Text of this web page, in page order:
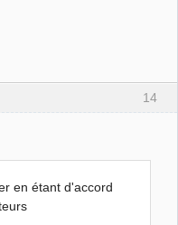
14
en étant d'accord